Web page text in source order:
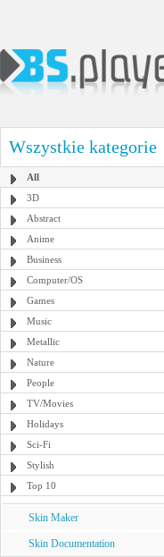
Wszystkie kategorie
All
3D
Abstract
Anime
Business
Computer/OS
Games
Music
Metallic
Nature
People
TV/Movies
Holidays
Sci-Fi
Stylish
Top 10
Skin Maker
Skin Documentation